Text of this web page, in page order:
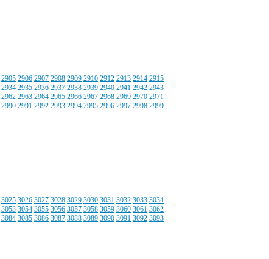
2905 2906 2907 2908 2909 2910 2912 2913 2914 2915
2934 2935 2936 2937 2938 2939 2940 2941 2942 2943
2962 2963 2964 2965 2966 2967 2968 2969 2970 2971
2990 2991 2992 2993 2994 2995 2996 2997 2998 2999
3025 3026 3027 3028 3029 3030 3031 3032 3033 3034
3053 3054 3055 3056 3057 3058 3059 3060 3061 3062
3084 3085 3086 3087 3088 3089 3090 3091 3092 3093